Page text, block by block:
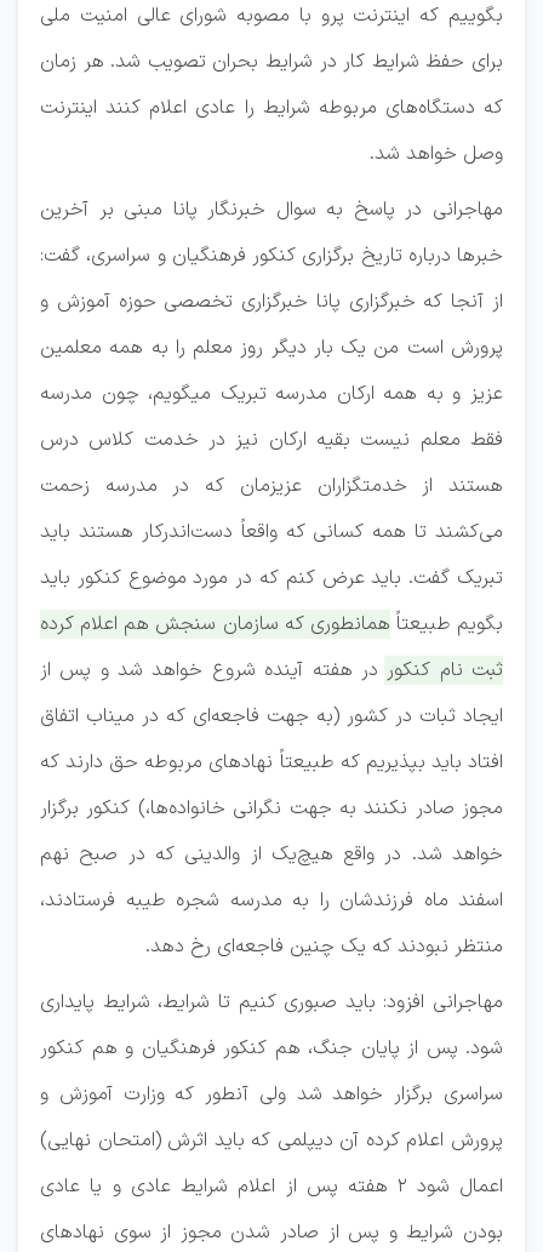
بگوییم که اینترنت پرو با مصوبه شورای عالی امنیت ملی
برای حفظ شرایط کار در شرایط بحران تصویب شد. هر زمان
که دستگاه‌های مربوطه شرایط را عادی اعلام کنند اینترنت
وصل خواهد شد.
مهاجرانی در پاسخ به سوال خبرنگار پانا مبنی بر آخرین
خبرها درباره تاریخ برگزاری کنکور فرهنگیان و سراسری، گفت:
از آنجا که خبرگزاری پانا خبرگزاری تخصصی حوزه آموزش و
پرورش است من یک بار دیگر روز معلم را به همه معلمین
عزیز و به همه ارکان مدرسه تبریک ‌میگویم، چون مدرسه
فقط معلم نیست بقیه ارکان نیز در خدمت کلاس درس
هستند از خدمتگزاران عزیزمان که در مدرسه زحمت
می‌کشند تا همه کسانی که واقعاً دست‌اندرکار هستند باید
تبریک گفت. باید عرض کنم که در مورد موضوع کنکور باید
بگویم طبیعتاً همانطوری که سازمان سنجش هم اعلام کرده
ثبت نام کنکور در هفته آینده شروع خواهد شد و پس از
ایجاد ثبات در کشور (به جهت فاجعه‌ای که در میناب اتفاق
افتاد باید بپذیریم که طبیعتاً نهادهای مربوطه حق دارند که
مجوز صادر نکنند به جهت نگرانی خانواده‌ها،) کنکور برگزار
خواهد شد. در واقع هیچ‌یک از والدینی که در صبح نهم
اسفند ماه فرزندشان را به مدرسه شجره طیبه فرستادند،
منتظر نبودند که یک چنین فاجعه‌ای رخ دهد.
مهاجرانی افزود: باید صبوری کنیم تا شرایط، شرایط پایداری
شود. پس از پایان جنگ، هم کنکور فرهنگیان و هم کنکور
سراسری برگزار خواهد شد ولی آنطور که وزارت آموزش و
پرورش اعلام کرده آن دیپلمی که باید اثرش (امتحان نهایی)
اعمال شود ۲ هفته پس از اعلام شرایط عادی و یا عادی
بودن شرایط و پس از صادر شدن مجوز از سوی نهادهای